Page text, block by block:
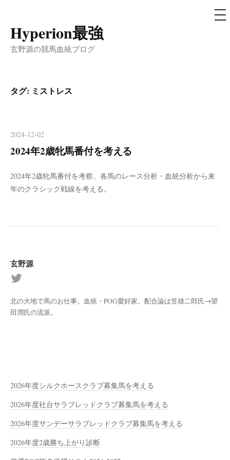
コ
ン
ツ
へ
ッ
プ
Hyperion最強
玄野源の競馬血統ブログ
メ
ニ
タグ: ミストレス
2024-12-02
2024年2歳牝馬番付を考える
2024年2歳牝馬番付を考察。各馬のレース分析・血統分析から来
年のクラシック戦線を考える。
玄野源
北の大地で馬のお仕事。血統・POG愛好家。配合論は笠雄二郎氏→望
田潤氏の流派。
2026年度シルクホースクラブ募集馬を考える
2026年度社台サラブレッドクラブ募集馬を考える
2026年度サンデーサラブレッドクラブ募集馬を考える
2026年度2歳勝ち上がり診断